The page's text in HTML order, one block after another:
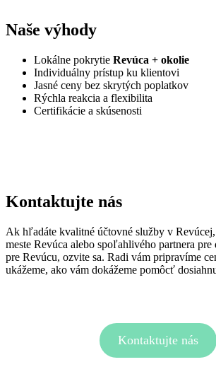
Naše výhody
Lokálne pokrytie Revúca + okolie
Individuálny prístup ku klientovi
Jasné ceny bez skrytých poplatkov
Rýchla reakcia a flexibilita
Certifikácie a skúsenosti
Kontaktujte nás
Ak hľadáte kvalitné účtovné služby v
meste Revúca alebo spoľahlivého partnera pre
pre Revúcu, ozvite sa. Radi vám pripravíme
ukážeme, ako vám dokážeme pomôcť
Kontaktujte nás